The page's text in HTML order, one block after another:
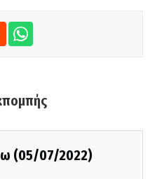
(05/07/2022)